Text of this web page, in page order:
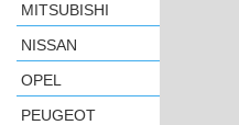
MITSUBISHI
NISSAN
OPEL
PEUGEOT